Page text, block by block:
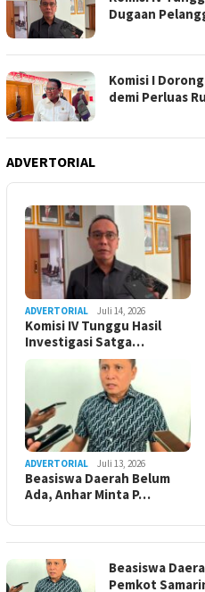
Dugaan
Komisi I
demi Perluas
ADVERTORIAL
ADVERTORIAL Juli 14, 2026
Komisi IV Tunggu Hasil
Investigasi Satga…
ADVERTORIAL Juli 13, 2026
Beasiswa Daerah Belum
Ada, Anhar Minta P…
Beasiswa
Pemkot